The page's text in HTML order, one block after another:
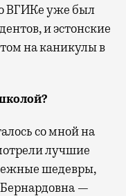
ВГИКе уже был
и эстонские
на каникулы в
со мной на
лучшие
шедевры,
—